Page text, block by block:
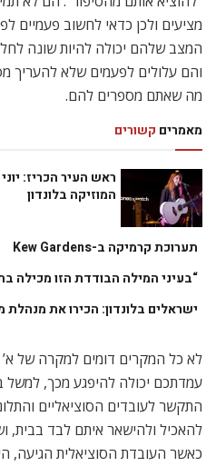
מציעים ולכן כדאי לחשוב פעמיים
המצב שלהם יכולה להיות שונה
והם עלולים לפעמים שלא להעריך
מה שאתם מספרים להם.
מאמרים קשורים
ראש העיר הכריז:
המוזיקה בלונדון
תערוכת קרמיקה ב-Kew Gardens
“בעיני המילה הבודדת הזו מכילה
ישראלים בלונדון: הכירו את
לא כל המקרים דומים למקרה של
עמדתכם יכולה להיפגע מכך,
התקשר לעובדים הסוציאליים
להאכיל ולהישאר איתם לבד בבית,
כאשר העובדת הסוציאלית הגיעה,